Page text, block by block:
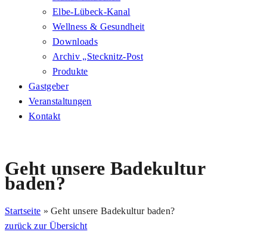
Elbe-Lübeck-Kanal
Wellness & Gesundheit
Downloads
Archiv „Stecknitz-Post
Produkte
Gastgeber
Veranstaltungen
Kontakt
Geht unsere Badekultur
baden?
Startseite »Geht unsere Badekultur baden?
zurück zur Übersicht